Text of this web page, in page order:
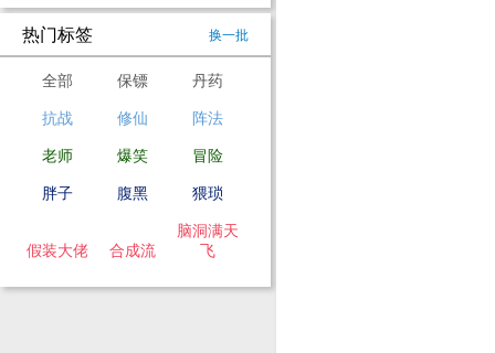
热门标签 换一批
全部 保镖 丹药
抗战 修仙 阵法
老师 爆笑 冒险
胖子 腹黑 猥琐
假装大佬 合成流
脑洞满天
飞